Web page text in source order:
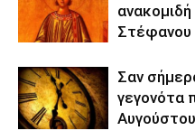
Στέφανου
Σαν
γεγονότα
Αυγούστου